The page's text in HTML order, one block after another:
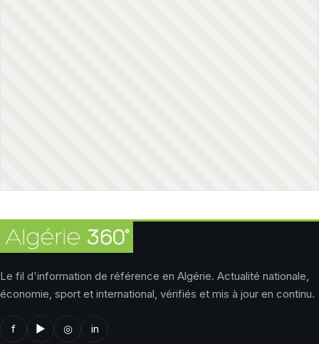
Le fil d'information de référence en Algérie. Actualité nationale,
économie, sport et international, vérifiés et mis à jour en continu.
f ▶ ◎ in